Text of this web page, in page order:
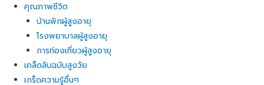
คุณภาพชีวิต
บ้านพักผู้สูงอายุ
โรงพยาบาลผู้สูงอายุ
การท่องเที่ยวผู้สูงอายุ
เคล็ดลับฉบับสูงวัย
เกร็ดความรู้อื่นๆ